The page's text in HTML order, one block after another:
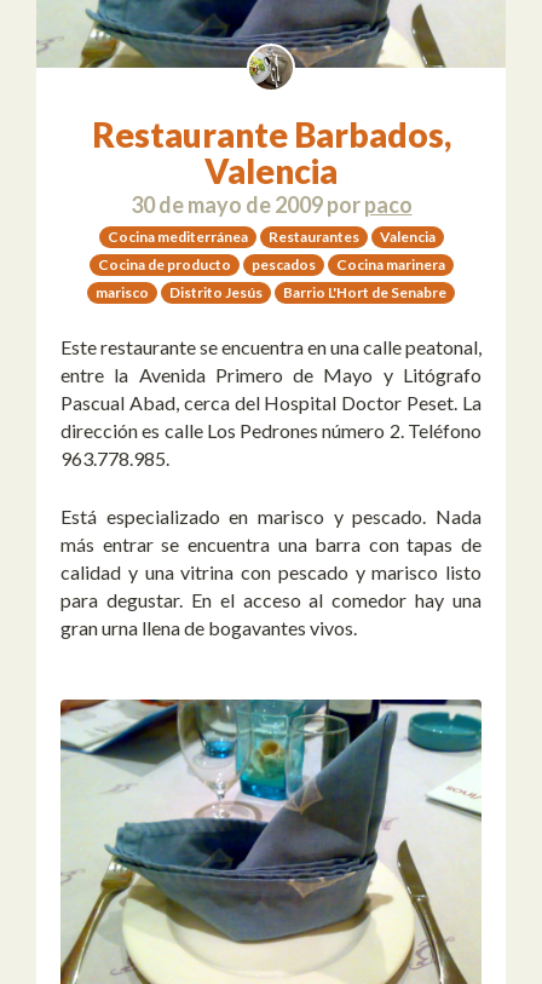
Restaurante Barbados,
Valencia
30 de mayo de 2009porpaco
Cocina mediterránea Restaurantes
Valencia
Cocina de producto
pescados
Cocina marinera
marisco
Distrito Jesús Barrio L'Hort de Senabre
Este restaurante se encuentra en una calle peatonal,
entre la Avenida Primero de Mayo y Litógrafo
Pascual Abad, cerca del Hospital Doctor Peset. La
dirección es calle Los Pedrones número 2. Teléfono
963.778.985.
Está especializado en marisco y pescado. Nada
más entrar se encuentra una barra con tapas de
calidad y una vitrina con pescado y marisco listo
para degustar. En el acceso al comedor hay una
gran urna llena de bogavantes vivos.